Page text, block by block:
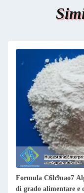
Formula C6h9nao7
di grado alimentare e